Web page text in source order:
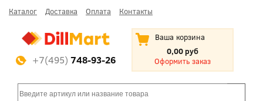
Каталог Доставка Оплата Контакты
+7(495) 748-93-26
Ваша корзина
0,00 руб
Оформить заказ